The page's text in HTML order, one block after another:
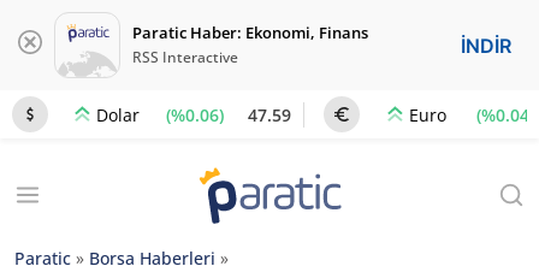
Paratic Haber: Ekonomi, Finans
RSS Interactive İNDİR
Dolar (%0.06) 47.59 Euro (%0.04)
Paratic » Borsa Haberleri »